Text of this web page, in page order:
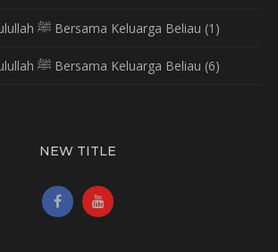
Rasulullah ﷺ Bersama Keluarga Beliau (1)
Rasulullah ﷺ Bersama Keluarga Beliau (6)
NEW TITLE